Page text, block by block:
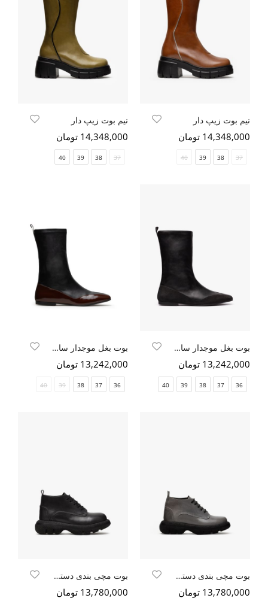
نیم بوت زیپ دار
14,348,000 تومان
37
38
39
40
نیم بوت زیپ دار
14,348,000 تومان
37
38
39
40
بوت بغل موجدار ساق کشی مشکی نبوک
13,242,000 تومان
36
37
38
39
40
بوت بغل موجدار ساق کشی
13,242,000 تومان
36
37
38
39
40
بوت مچی بندی دستک رو
13,780,000 تومان
بوت مچی بندی دستک رو
13,780,000 تومان